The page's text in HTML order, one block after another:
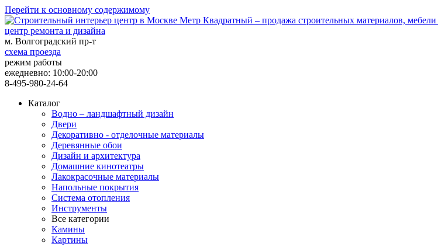
Перейти к основному содержимому
центр ремонта и дизайна
м. Волгоградский пр-т
схема проезда
режим работы
ежедневно: 10:00-20:00
8-495-980-24-64
Каталог
Водно – ландшафтный дизайн
Двери
Декоративно - отделочные материалы
Деревянные обои
Дизайн и архитектура
Домашние кинотеатры
Лакокрасочные материалы
Напольные покрытия
Система отопления
Инструменты
Все категории
Камины
Картины